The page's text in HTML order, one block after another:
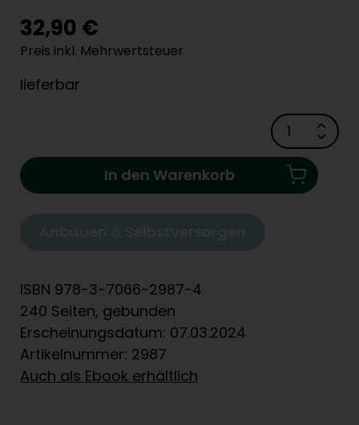
32,90 €
Preis inkl. Mehrwertsteuer
lieferbar
In den Warenkorb
ISBN 978-3-7066-2987-4
240 Seiten, gebunden
Erscheinungsdatum: 07.03.2024
Artikelnummer: 2987
Auch als Ebook erhältlich